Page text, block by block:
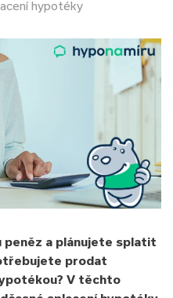
hypotéky
peněz a plánujete splatit
prodat
V těchto